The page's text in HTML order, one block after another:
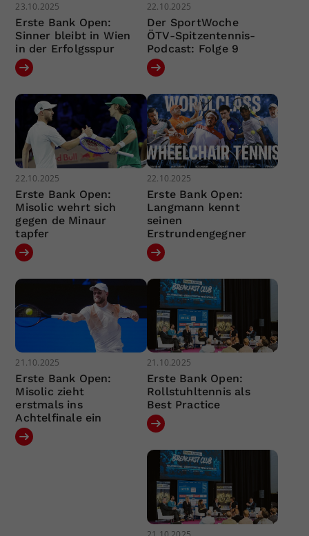
23.10.2025
Erste Bank Open:
Sinner bleibt in Wien
in der Erfolgsspur
22.10.2025
Der SportWoche
ÖTV-Spitzentennis-
Podcast: Folge 9
22.10.2025
Erste Bank Open:
Misolic wehrt sich
gegen de Minaur
tapfer
22.10.2025
Erste Bank Open:
Langmann kennt
seinen
Erstrundengegner
21.10.2025
Erste Bank Open:
Misolic zieht
erstmals ins
Achtelfinale ein
21.10.2025
Erste Bank Open:
Rollstuhltennis als
Best Practice